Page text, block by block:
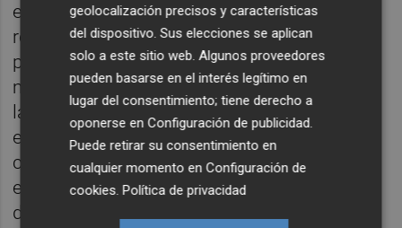
encuentran pendientes o en proceso de
realización. Cabe mencionar que la
propuesta de acuerdo contempla 829,7
millones de euros hasta el ejercicio 2029 en
la ejecución de los proyectos contenidos en
este plan. También se incorpora una tabla
con el estado de las actuaciones en los
espacios educativos afectados por la Dana
de octubre de 2024.
geolocalización precisos y características
del dispositivo. Sus elecciones se aplican
solo a este sitio web. Algunos proveedores
pueden basarse en el interés legítimo en
lugar del consentimiento; tiene derecho a
oponerse enConfiguración de publicidad
Puede retirar su consentimiento en
cualquier momento enConfiguración de
cookies .Política de privacidad